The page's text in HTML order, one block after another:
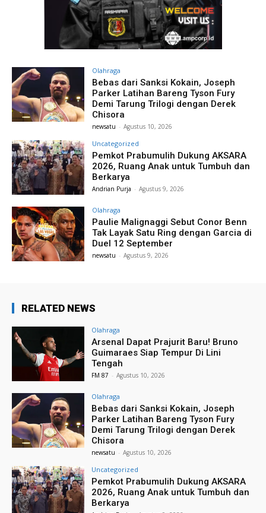
Olahraga
Bebas dari Sanksi Kokain, Joseph
Parker Latihan Bareng Tyson Fury
Demi Tarung Trilogi dengan Derek
Chisora
newsatu - Agustus 10, 2026
Uncategorized
Pemkot Prabumulih Dukung AKSARA
2026, Ruang Anak untuk Tumbuh dan
Berkarya
Andrian Purja - Agustus 9, 2026
Olahraga
Paulie Malignaggi Sebut Conor Benn
Tak Layak Satu Ring dengan Garcia di
Duel 12 September
newsatu - Agustus 9, 2026
RELATED NEWS
Olahraga
Arsenal Dapat Prajurit Baru! Bruno
Guimaraes Siap Tempur Di Lini
Tengah
FM 87 - Agustus 10, 2026
Olahraga
Bebas dari Sanksi Kokain, Joseph
Parker Latihan Bareng Tyson Fury
Demi Tarung Trilogi dengan Derek
Chisora
newsatu - Agustus 10, 2026
Uncategorized
Pemkot Prabumulih Dukung AKSARA
2026, Ruang Anak untuk Tumbuh dan
Berkarya